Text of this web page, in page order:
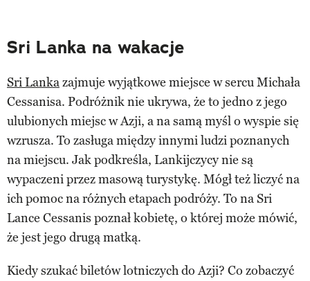
Sri Lanka na wakacje
Sri Lankazajmuje wyjątkowe miejsce w sercu Michała
Cessanisa. Podróżnik nie ukrywa, że to jedno z jego
ulubionych miejsc w Azji, a na samą myśl o wyspie się
wzrusza. To zasługa między innymi ludzi poznanych
na miejscu. Jak podkreśla, Lankijczycy nie są
wypaczeni przez masową turystykę. Mógł też liczyć na
ich pomoc na różnych etapach podróży. To na Sri
Lance Cessanis poznał kobietę, o której może mówić,
że jest jego drugą matką.
Kiedy szukać biletów lotniczych do Azji? Co zobaczyć